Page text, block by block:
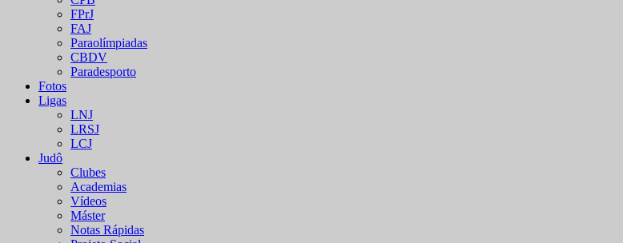
FPrJ
FAJ
Paraolímpiadas
CBDV
Paradesporto
Fotos
Ligas
LNJ
LRSJ
LCJ
Judô
Clubes
Academias
Vídeos
Máster
Notas Rápidas